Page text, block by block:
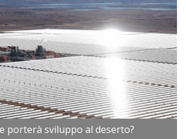
porterà sviluppo al deserto?